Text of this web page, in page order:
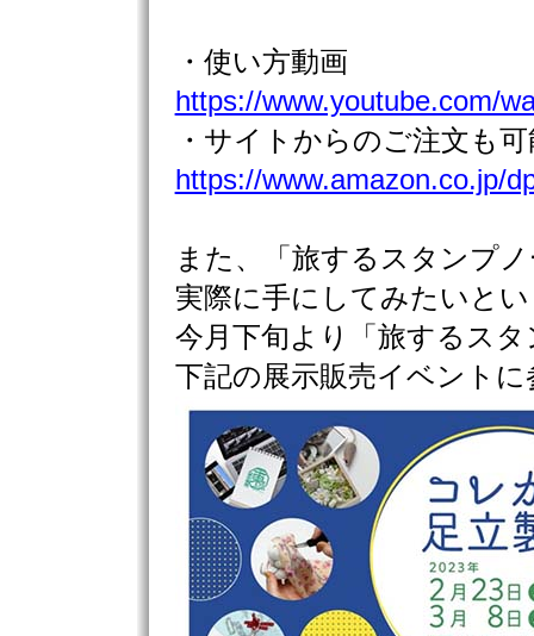
・使い方動画
https://www.youtube.com/
・サイトからのご注文も
https://www.amazon.co.jp/
また、「旅するスタンプ
実際に手にしてみたいと
今月下旬より「旅するス
下記の展示販売イベント